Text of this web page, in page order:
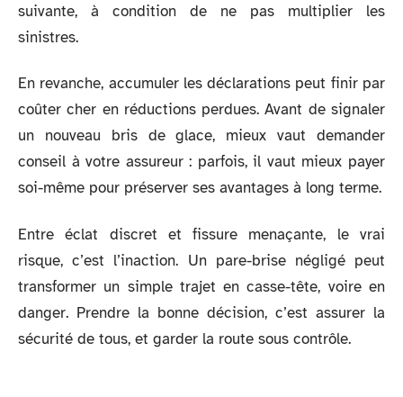
suivante, à condition de ne pas multiplier les
sinistres.
En revanche, accumuler les déclarations peut finir par
coûter cher en réductions perdues. Avant de signaler
un nouveau bris de glace, mieux vaut demander
conseil à votre assureur : parfois, il vaut mieux payer
soi-même pour préserver ses avantages à long terme.
Entre éclat discret et fissure menaçante, le vrai
risque, c’est l’inaction. Un pare-brise négligé peut
transformer un simple trajet en casse-tête, voire en
danger. Prendre la bonne décision, c’est assurer la
sécurité de tous, et garder la route sous contrôle.